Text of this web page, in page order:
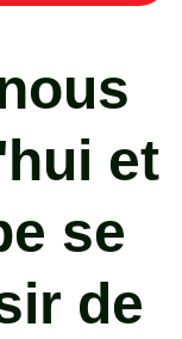
et
se
de